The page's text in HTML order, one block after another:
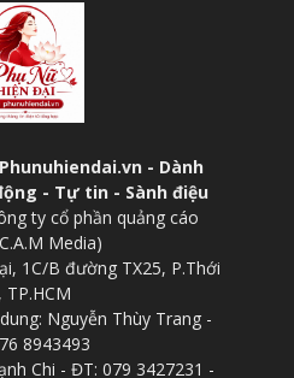
- Dành
- Tự tin - Sành điệu
ty cổ phần quảng cáo
Media)
1C/B đường TX25, P.Thới
TP.HCM
Nguyễn Thùy Trang -
8943493
Chi - ĐT: 079 3427231 -